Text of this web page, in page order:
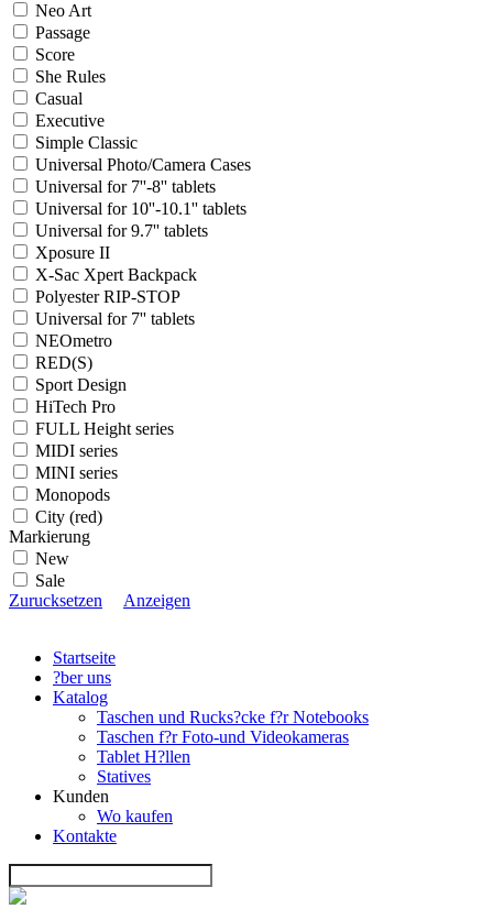
Neo Art
Passage
Score
She Rules
Casual
Executive
Simple Classic
Universal Photo/Camera Cases
Universal for 7''-8'' tablets
Universal for 10''-10.1'' tablets
Universal for 9.7'' tablets
Xposure II
X-Sac Xpert Backpack
Polyester RIP-STOP
Universal for 7'' tablets
NEOmetro
RED(S)
Sport Design
HiTech Pro
FULL Height series
MIDI series
MINI series
Monopods
City (red)
Markierung
New
Sale
Zurucksetzen
Anzeigen
Startseite
?ber uns
Katalog
Taschen und Rucks?cke f?r Notebooks
Taschen f?r Foto-und Videokameras
Tablet H?llen
Statives
Kunden
Wo kaufen
Kontakte